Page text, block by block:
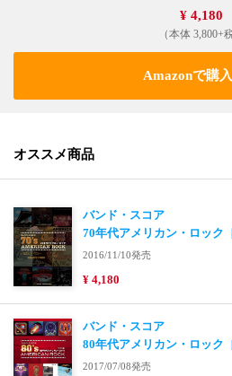
¥ 4,180
（本体 3,800+
Amazonで購
オススメ商品
バンド・スコア
70年代アメリカン・ロック
2016/11/10発売
¥ 4,180
バンド・スコア
80年代アメリカン・ロック
2017/07/08発売